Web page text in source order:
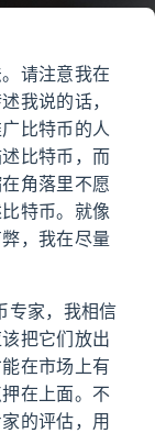
请注意我在
我说的话，
比特币的人
比特币，而
角落里不愿
特币。就像
，我在尽量
专家，我相信
把它们放出
在市场上有
在上面。不
的评估，用